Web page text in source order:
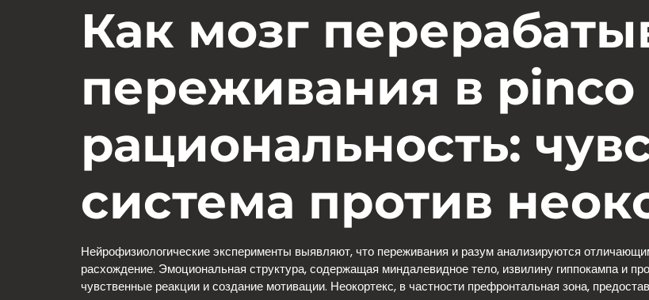
Как мозг
переживания в pinco
рациональность:
система против
Нейрофизиологические эксперименты выявляют, что переживания и разум анализируются
расхождение. Эмоциональная структура, содержащая миндалевидное тело, извилину гиппокампа и
чувственные реакции и создание мотивации. Неокортекс, в частности префронтальная зона,